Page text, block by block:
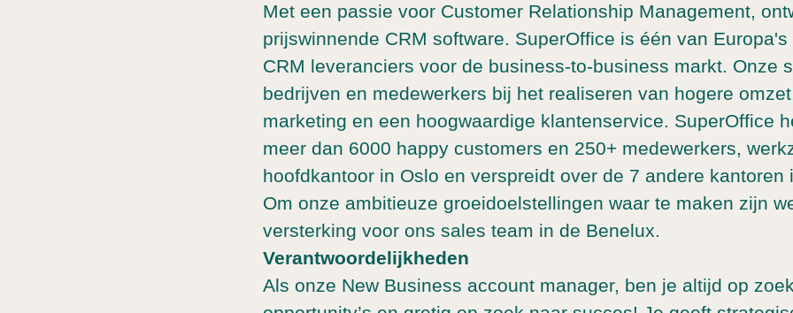
Met een passie voor Customer Relationship Management,
prijswinnende CRM software. SuperOffice is één van
CRM leveranciers voor de business-to-business markt. Onze
bedrijven en medewerkers bij het realiseren van hogere
marketing en een hoogwaardige klantenservice. SuperOffice
meer dan 6000 happy customers en 250+ medewerkers,
hoofdkantoor in Oslo en verspreidt over de 7 andere kantoren
Om onze ambitieuze groeidoelstellingen waar te maken zijn
versterking voor ons sales team in de Benelux.
Verantwoordelijkheden
Als onze New Business account manager, ben je altijd op